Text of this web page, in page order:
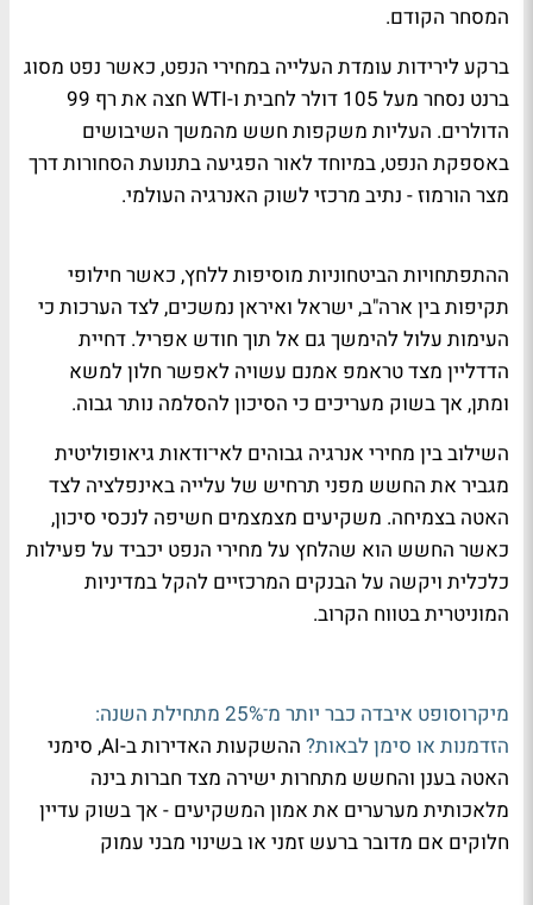
המסחר הקודם.
ברקע לירידות עומדת העלייה במחירי הנפט, כאשר נפט מסוג
ברנט נסחר מעל 105 דולר לחבית ו-WTI חצה את רף 99
הדולרים. העליות משקפות חשש מהמשך השיבושים
באספקת הנפט, במיוחד לאור הפגיעה בתנועת הסחורות דרך
מצר הורמוז - נתיב מרכזי לשוק האנרגיה העולמי.
ההתפתחויות הביטחוניות מוסיפות ללחץ, כאשר חילופי
תקיפות בין ארה"ב, ישראל ואיראן נמשכים, לצד הערכות כי
העימות עלול להימשך גם אל תוך חודש אפריל. דחיית
הדדליין מצד טראמפ אמנם עשויה לאפשר חלון למשא
ומתן, אך בשוק מעריכים כי הסיכון להסלמה נותר גבוה.
השילוב בין מחירי אנרגיה גבוהים לאי־ודאות גיאופוליטית
מגביר את החשש מפני תרחיש של עלייה באינפלציה לצד
האטה בצמיחה. משקיעים מצמצמים חשיפה לנכסי סיכון,
כאשר החשש הוא שהלחץ על מחירי הנפט יכביד על פעילות
כלכלית ויקשה על הבנקים המרכזיים להקל במדיניות
המוניטרית בטווח הקרוב.
מיקרוסופט איבדה כבר יותר מ־25% מתחילת השנה:
הזדמנות או סימן לבאות?
ההשקעות האדירות ב-AI, סימני
האטה בענן והחשש מתחרות ישירה מצד חברות בינה
מלאכותית מערערים את אמון המשקיעים - אך בשוק עדיין
חלוקים אם מדובר ברעש זמני או בשינוי מבני עמוק